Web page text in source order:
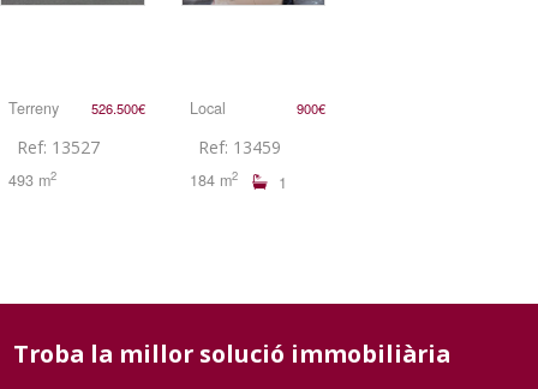
Terreny 526.500€
Ref: 13527
493 m2
Local 900€
Ref: 13459
184 m2 1
Troba la millor solució immobiliària